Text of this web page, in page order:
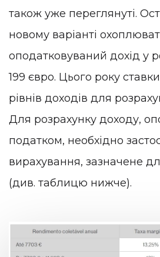
також уже переглянуті.
новому варіанті
оподатковуваний дохід у
199 євро. Цього року
рівнів доходів для
Для розрахунку доходу,
податком, необхідно
вирахування, зазначене
(див. таблицю нижче).